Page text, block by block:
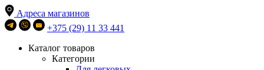
Адреса магазинов
+375 (29) 11 33 441
Каталог товаров
Категории